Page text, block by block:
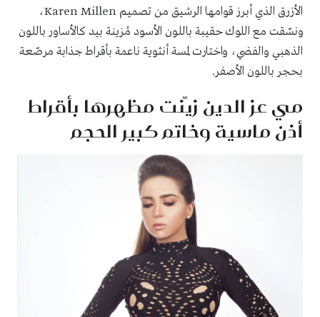
الأزرق الذي أبرز قوامها الرشيق من تصميم Karen Millen،
ونسّقت مع اللوك حقيبة باللون الأسود مُزينة بيد كالأساور باللون
الذهبي والفضي، واختارت لمسة أنثوية ناعمة بأقراط جذابة مرصّعة
بحجر باللون الأصفر.
مي عز الدين زيّنت مظهرها بأقراط
أذن ماسية وخاتم كبير الحجم